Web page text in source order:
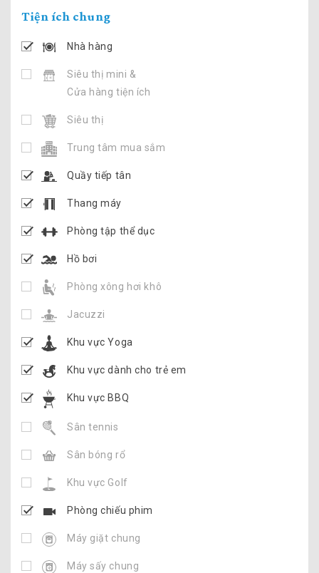
Tiện ích chung
Nhà hàng
Siêu thị mini &
Cửa hàng tiện ích
Siêu thị
Trung tâm mua sắm
Quầy tiếp tân
Thang máy
Phòng tập thể dục
Hồ bơi
Phòng xông hơi khô
Jacuzzi
Khu vực Yoga
Khu vực dành cho trẻ em
Khu vực BBQ
Sân tennis
Sân bóng rổ
Khu vực Golf
Phòng chiếu phim
Máy giặt chung
Máy sấy chung